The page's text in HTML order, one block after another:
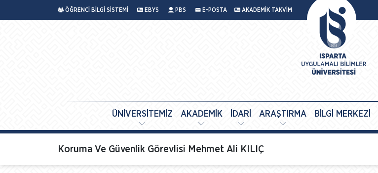
ÖĞRENCİ BİLGİ SİSTEMİ EBYS PBS E-POSTA AKADEMİK TAKVİM
ÜNİVERSİTEMİZ AKADEMİK İDARİ ARAŞTIRMA BİLGİ MERKEZİ
Koruma Ve Güvenlik Görevlisi Mehmet Ali KILIÇ